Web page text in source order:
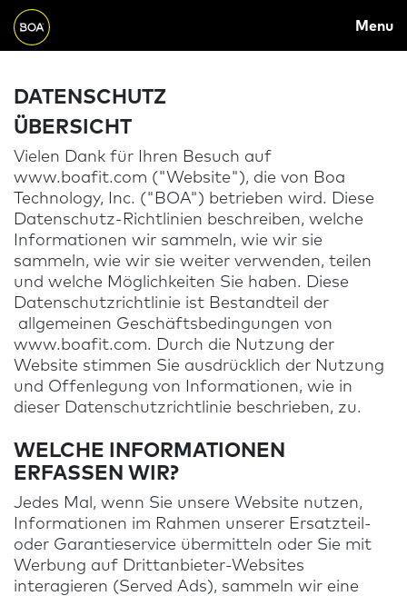
Skip to main content
NAVIGATION
Menu
DATENSCHUTZ
ÜBERSICHT
Vielen Dank für Ihren Besuch auf
www.boafit.com ("Website"), die von Boa
Technology, Inc. ("BOA") betrieben wird. Diese
Datenschutz-Richtlinien beschreiben, welche
Informationen wir sammeln, wie wir sie
sammeln, wie wir sie weiter verwenden, teilen
und welche Möglichkeiten Sie haben. Diese
Datenschutzrichtlinie ist Bestandteil der
allgemeinen Geschäftsbedingungen von
www.boafit.com. Durch die Nutzung der
Website stimmen Sie ausdrücklich der Nutzung
und Offenlegung von Informationen, wie in
dieser Datenschutzrichtlinie beschrieben, zu.
WELCHE INFORMATIONEN
ERFASSEN WIR?
Jedes Mal, wenn Sie unsere Website nutzen,
Informationen im Rahmen unserer Ersatzteil-
oder Garantieservice übermitteln oder Sie mit
Werbung auf Drittanbieter-Websites
interagieren (Served Ads), sammeln wir eine